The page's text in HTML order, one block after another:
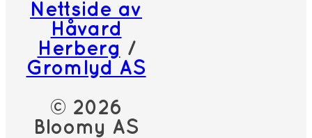
Nettside av
Håvard
Herberg /
Gromlyd AS
© 2026
Bloomy AS